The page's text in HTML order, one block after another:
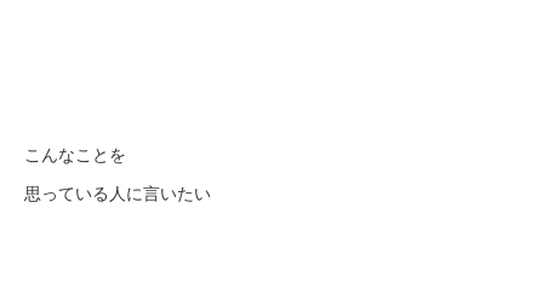
こんなことを
思っている人に言いたい